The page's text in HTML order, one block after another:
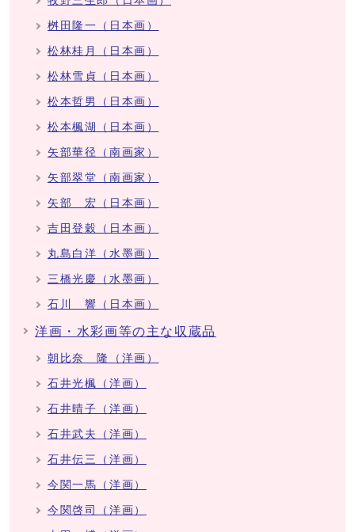
桝田隆一（日本画）
松林桂月（日本画）
松林雪貞（日本画）
松本哲男（日本画）
松本楓湖（日本画）
矢部華径（南画家）
矢部翠堂（南画家）
矢部 宏（日本画）
吉田登穀（日本画）
丸島白洋（水墨画）
三橋光慶（水墨画）
石川 響（日本画）
洋画・水彩画等の主な収蔵品
朝比奈 隆（洋画）
石井光楓（洋画）
石井晴子（洋画）
石井武夫（洋画）
石井伝三（洋画）
今関一馬（洋画）
今関啓司（洋画）